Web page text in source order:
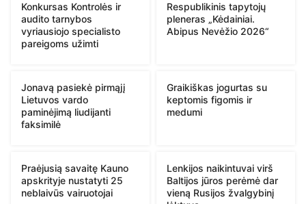
Konkursas Kontrolės ir
audito tarnybos
vyriausiojo specialisto
pareigoms užimti
Respublikinis tapytojų
pleneras „Kėdainiai.
Abipus Nevėžio 2026“
Jonavą pasiekė pirmąjį
Lietuvos vardo
paminėjimą liudijanti
faksimilė
Graikiškas jogurtas su
keptomis figomis ir
medumi
Praėjusią savaitę Kauno
apskrityje nustatyti 25
neblaivūs vairuotojai
Lenkijos naikintuvai virš
Baltijos jūros perėmė dar
vieną Rusijos žvalgybinį